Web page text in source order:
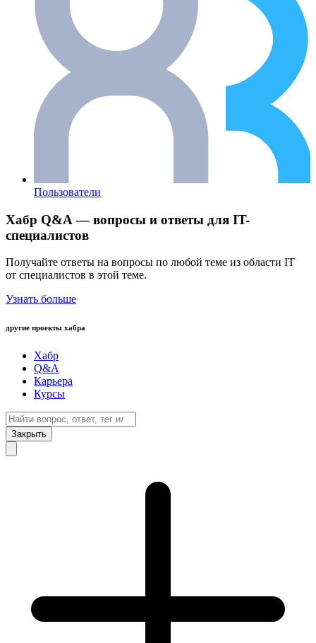
Пользователи
Хабр Q&A — вопросы и ответы для IT-
специалистов
Получайте ответы на вопросы по любой теме из области IT
от специалистов в этой теме.
Узнать больше
другие проекты хабра
Хабр
Q&A
Карьера
Курсы
Закрыть